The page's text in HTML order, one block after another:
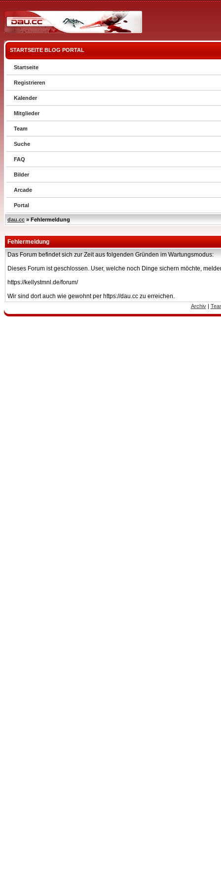
STARTSEITE BLOG PORTAL
Startseite
Registrieren
Kalender
Mitglieder
Team
Suche
FAQ
Bilder
Arcade
Portal
dau.cc » Fehlermeldung
Fehlermeldung
Das Forum befindet sich zur Zeit aus folgenden Gründen im Wartungsmodus:
Dieses Forum ist geschlossen. User, welche noch Dinge sichern möchte,
https://kellystmnl.de/forum/
Wir sind dort auch wie gewohnt per https://dau.cc zu erreichen.
Archiv|